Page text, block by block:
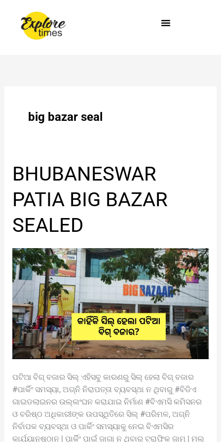
content
big bazar seal
BHUBANESWAR
PATIA BIG BAZAR
SEALED
ପଟିଆ ବିଗ୍ ବଜାର ସିଲ୍ ଏହିସବୁ କାରଣରୁ ସିଲ୍ ହେଲା ବିଗ୍ ବଜାର
#ପାର୍କିଂ ସମସ୍ୟା, ଅଗ୍ନି ନିରାପତ୍ତା ବ୍ୟବସ୍ଥା ନ ଥିବାରୁ #ବିଡିଏ
ଗାଇଡଲାଇନର ଉଲ୍ଲଂଘନ କରାଯାଇ ନିର୍ମାଣ #ବିଏମସି କମିସନର
ଓ ବରିଷ୍ଠ ଅଧିକାରୀଙ୍କ ଉପସ୍ଥିତିରେ ସିଲ୍ #ପରିମଳ, ଅଗ୍ନି
ନିର୍ବାପକ ବ୍ୟବସ୍ଥା ଓ ପାର୍କିଂ ସମସ୍ୟାକୁ ନେଇ ବିଏମସିର
କାର୍ଯ୍ୟାନୁଷ୍ଠାନ | ପାର୍କିଂ ପାଇଁ ଜାଗା ନ ଥିବାରୁ ଟ୍ରାଫିକ ଜାମ୍ | ମଲ୍
BHUBANESWAR
PATIA
BIG
BAZAR
SEALED